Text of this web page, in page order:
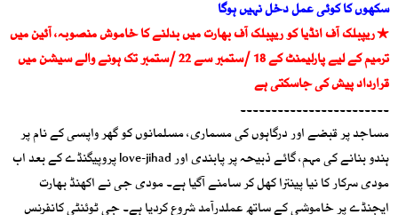
سکھوں کا کوئی عمل دخل نہیں ہوگا
٭ ریپبلک آف انڈیا کو ریپبلک آف بھارت میں بدلنے کا خاموش منصوبہ، آئین میں
ترمیم کے لیے پارلیمنٹ کے 18 /ستمبر سے 22 /ستمبر تک ہونے والے سیشن میں
قرارداد پیش کی جاسکتی ہے
۔۔۔۔۔۔۔۔۔۔۔۔۔۔۔۔۔۔۔۔۔۔۔۔
مساجد پر قبضے اور درگاہوں کی مسماری، مسلمانوں کو گھر واپسی کے نام پر
ہندو بنانے کی مہم، گائے ذبیحہ پر پابندی اور love-jihad پروپیگنڈے کے بعد اب
مودی سرکار کا نیا پینترا کھل کر سامنے آگیا ہے۔ مودی جی نے اکھنڈ بھارت